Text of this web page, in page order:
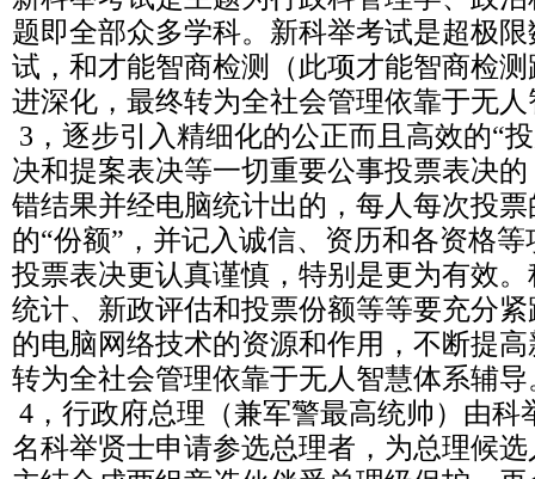
题即全部众多学科。新科举考试是超极
试，和才能智商检测（此项才能智商检
进深化，最终转为全社会管理依靠于无
3，逐步引入精细化的公正而且高效的“
决和提案表决等一切重要公事投票表决
错结果并经电脑统计出的，每人每次投
的“份额”，并记入诚信、资历和各资格
投票表决更认真谨慎，特别是更为有效
统计、新政评估和投票份额等等要充分
的电脑网络技术的资源和作用，不断提
转为全社会管理依靠于无人智慧体系辅导
4，行政府总理（兼军警最高统帅）由科
名科举贤士申请参选总理者，为总理候